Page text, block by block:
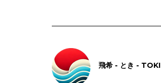
飛希 - とき - TOKI